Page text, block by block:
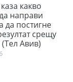
какво
направи
да постигне
срещу
Авив)